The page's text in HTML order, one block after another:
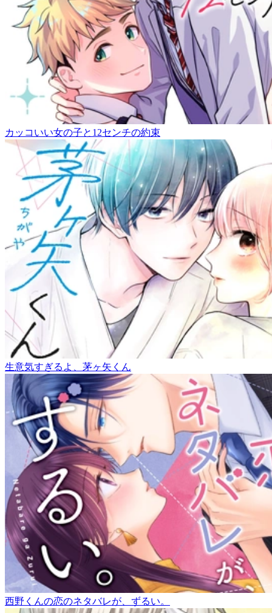
カッコいい女の子と12センチの約束
生意気すぎるよ、茅ヶ矢くん
西野くんの恋のネタバレが、ずるい。